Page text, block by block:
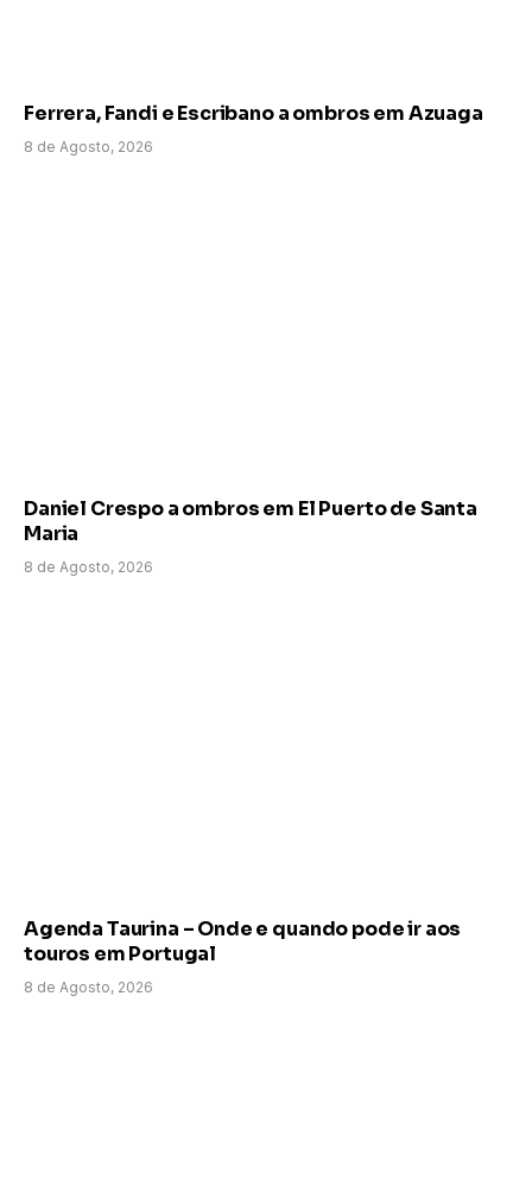
Ferrera, Fandi e Escribano a ombros em Azuaga
8 de Agosto, 2026
Daniel Crespo a ombros em El Puerto de Santa
Maria
8 de Agosto, 2026
Agenda Taurina – Onde e quando pode ir aos
touros em Portugal
8 de Agosto, 2026